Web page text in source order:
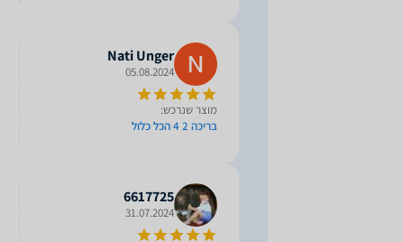
Nati Unger
05.08.2024
מוצר שנרכש:
בריכה 2 4 הכל כלול
6617725
31.07.2024